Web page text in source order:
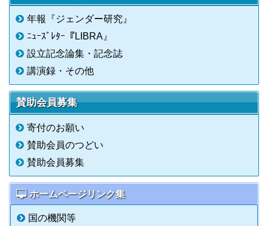
年報『ジェンダー研究』
ﾆｭｰｽﾞﾚﾀｰ『LIBRA』
設立記念論集・記念誌
講演録・その他
賛助会員募集
寄付のお願い
賛助会員のつどい
賛助会員募集
ホームページリンク集
国の機関等